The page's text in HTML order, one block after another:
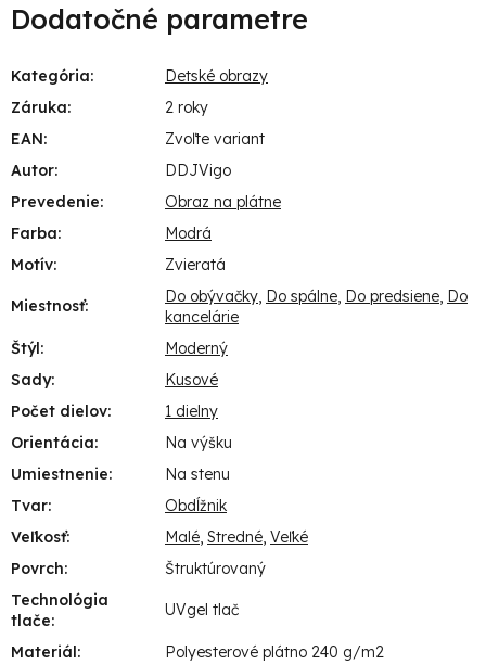
Dodatočné parametre
Kategória:
Detské obrazy
Záruka:
2 roky
EAN:
Zvoľte variant
Autor:
DDJVigo
Prevedenie:
Obraz na plátne
Farba:
Modrá
Motív: Zvieratá
Miestnosť: Do obývačky, Do spálne, Do predsiene, Do
kancelárie
Štýl:
Moderný
Sady:
Kusové
Počet dielov:
1 dielny
Orientácia:
Na výšku
Umiestnenie:
Na stenu
Tvar:
Obdĺžnik
Veľkosť: Malé, Stredné, Veľké
Povrch:
Štruktúrovaný
Technológia
tlače:
UVgel tlač
Materiál: Polyesterové plátno 240 g/m2